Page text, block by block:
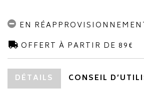
EN
OFFERT À PARTIR DE 89€
DÉTAILS
CONSEIL